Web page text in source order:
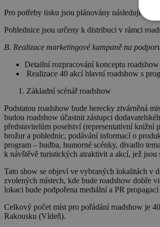
Pro potřeby tisku jsou plánovány následující
Pohlednice jsou určeny k distribuci v rámci
B. Realizace marketingové kampaně na
Detailní rozpracování konceptu
Realizace 40 akcí hlavní roadshow s
1. Základní scénář roadshow
Podstatou roadshow bude herecky ztvárněná
budou roadshow účastnit zástupci
představitelům poselství (representativní
brožur a pohlednic, podávání informací o
program – hudba, humorné scénky, divadlo
k návštěvě turistických atraktivit a akcí, jež
Tato show se objeví ve vybraných lokalitách v
zvolených místech, kde bude roadshow dobře
lokaci bude podpořena mediální a PR
Celkový počet míst pro pořádání roadshow je
Rakousku (Vídeň).